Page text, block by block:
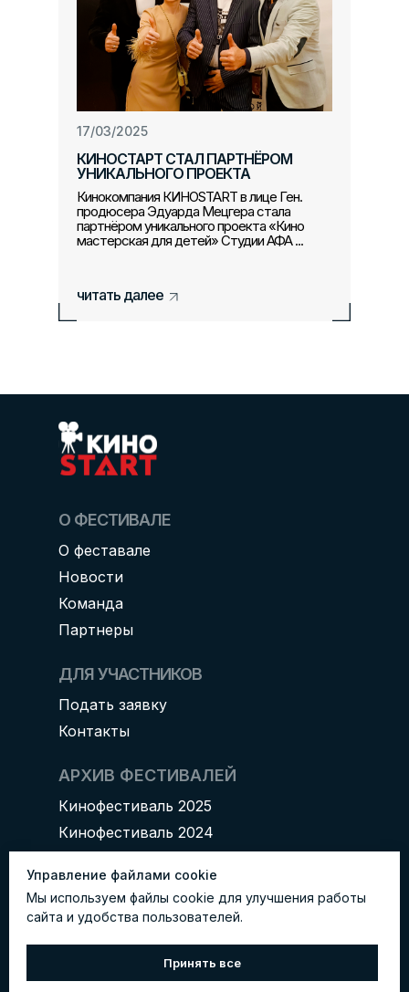
КИНОСТАРТ СТАЛ ПАРТНЁРОМ
УНИКАЛЬНОГО ПРОЕКТА
Кинокомпания КИНОSTART в лице Ген.
продюсера Эдуарда Мецгера стала
партнёром уникального проекта «Кино
мастерская для детей» Студии АФА ...
17/03/2025
читать далее
ДЛЯ УЧАСТНИКОВ
Контакты
Подать заявку
О ФЕСТИВАЛЕ
Кинофестиваль 2024
Кинофестиваль 2025
АРХИВ ФЕСТИВАЛЕЙ
Партнеры
Команда
Новости
О феставале
* Instagram (Meta Platforms Inc.)
Управление файлами cookie
Мы используем файлы cookie для улучшения работы
сайта и удобства пользователей.
Принять все